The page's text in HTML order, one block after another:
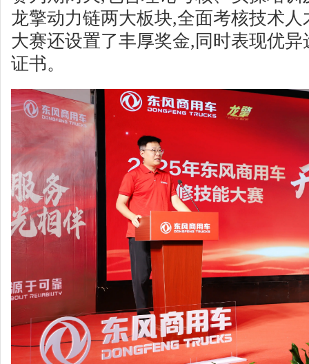
龙擎动力链两大板块,全面考核技术
大赛还设置了丰厚奖金,同时表现优
证书。